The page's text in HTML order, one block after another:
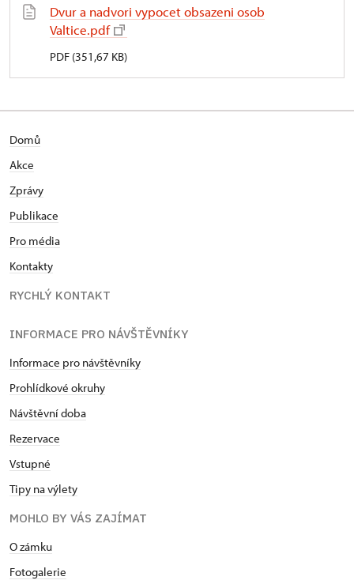
Dvur a nadvori vypocet obsazeni osob
Valtice.pdf
PDF (351,67 KB)
Domů
Akce
Zprávy
Publikace
Pro média
Kontakty
RYCHLÝ KONTAKT
INFORMACE PRO NÁVŠTĚVNÍKY
Informace pro návštěvníky
Prohlídkové okruhy
Návštěvní doba
Rezervace
Vstupné
Tipy na výlety
MOHLO BY VÁS ZAJÍMAT
O zámku
Fotogalerie